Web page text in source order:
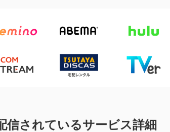
信されているサービス詳細